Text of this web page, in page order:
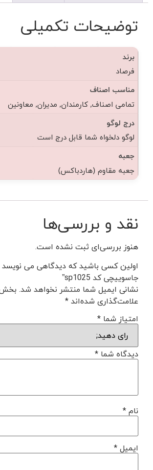
توضیحات تکمیلی
برند
فرصاد
مناسب اصناف
تمامی اصناف, کارمندان, مدیران, معاونین
درج لوگو
لوگو دلخواه شما قابل درج است
جعبه
جعبه مقاوم (هاردباکس)
نقد و بررسی‌ها
هنوز بررسی‌ای ثبت نشده است.
اولین کسی باشید که دیدگاهی می
جاسوییچی کد sp1025”
نشانی ایمیل شما منتشر نخواهد شد.
علامت‌گذاری شده‌اند*
امتیاز شما *
دیدگاه شما *
نام*
ایمیل*